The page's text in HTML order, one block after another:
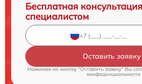
Бесплатная
специалистом
Оставить заявку
Нажимая на кнопку "Оставить заявку" Вы
конфиденциальности